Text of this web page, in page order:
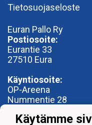
Tietosuojaseloste
Euran Pallo Ry
Postiosoite:
Eurantie 33
27510 Eura
Käyntiosoite:
OP-Areena
Nummentie 28
Käytämme